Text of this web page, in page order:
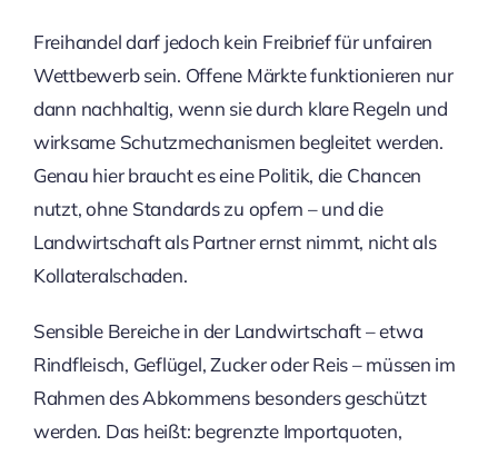
Freihandel darf jedoch kein Freibrief für unfairen
Wettbewerb sein. Offene Märkte funktionieren nur
dann nachhaltig, wenn sie durch klare Regeln und
wirksame Schutzmechanismen begleitet werden.
Genau hier braucht es eine Politik, die Chancen
nutzt, ohne Standards zu opfern – und die
Landwirtschaft als Partner ernst nimmt, nicht als
Kollateralschaden.
Sensible Bereiche in der Landwirtschaft – etwa
Rindfleisch, Geflügel, Zucker oder Reis – müssen im
Rahmen des Abkommens besonders geschützt
werden. Das heißt: begrenzte Importquoten,